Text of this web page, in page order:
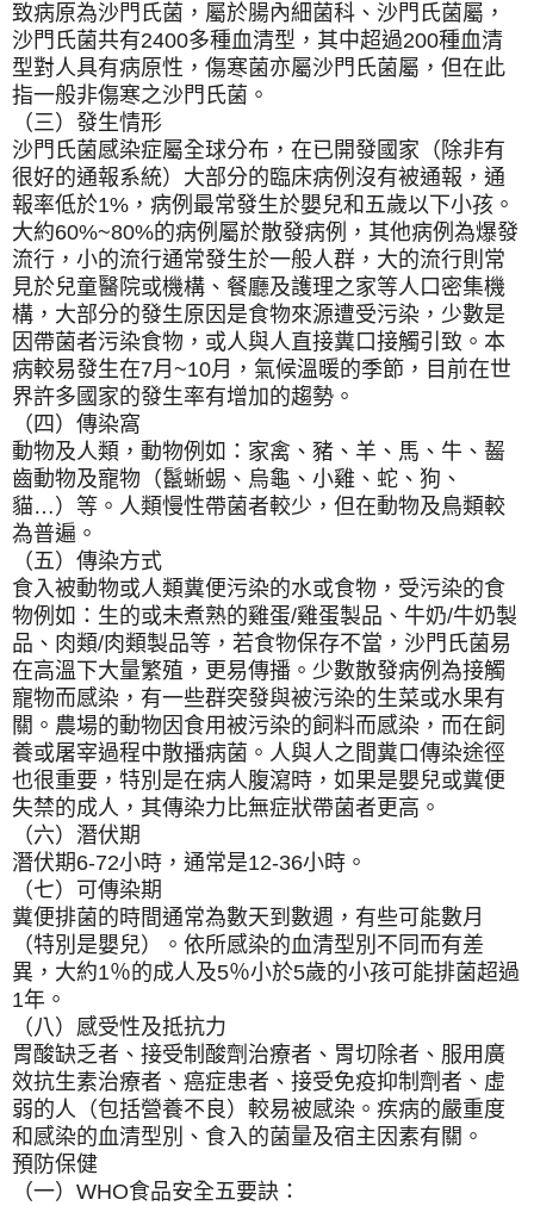
致病原為沙門氏菌，屬於腸內細菌科、沙門氏菌屬，
沙門氏菌共有2400多種血清型，其中超過200種血清
型對人具有病原性，傷寒菌亦屬沙門氏菌屬，但在此
指一般非傷寒之沙門氏菌。
（三）發生情形
沙門氏菌感染症屬全球分布，在已開發國家（除非有
很好的通報系統）大部分的臨床病例沒有被通報，通
報率低於1%，病例最常發生於嬰兒和五歲以下小孩。
大約60%~80%的病例屬於散發病例，其他病例為爆發
流行，小的流行通常發生於一般人群，大的流行則常
見於兒童醫院或機構、餐廳及護理之家等人口密集機
構，大部分的發生原因是食物來源遭受污染，少數是
因帶菌者污染食物，或人與人直接糞口接觸引致。本
病較易發生在7月~10月，氣候溫暖的季節，目前在世
界許多國家的發生率有增加的趨勢。
（四）傳染窩
動物及人類，動物例如：家禽、豬、羊、馬、牛、齧
齒動物及寵物（鬣蜥蜴、烏龜、小雞、蛇、狗、
貓…）等。人類慢性帶菌者較少，但在動物及鳥類較
為普遍。
（五）傳染方式
食入被動物或人類糞便污染的水或食物，受污染的食
物例如：生的或未煮熟的雞蛋/雞蛋製品、牛奶/牛奶製
品、肉類/肉類製品等，若食物保存不當，沙門氏菌易
在高溫下大量繁殖，更易傳播。少數散發病例為接觸
寵物而感染，有一些群突發與被污染的生菜或水果有
關。農場的動物因食用被污染的飼料而感染，而在飼
養或屠宰過程中散播病菌。人與人之間糞口傳染途徑
也很重要，特別是在病人腹瀉時，如果是嬰兒或糞便
失禁的成人，其傳染力比無症狀帶菌者更高。
（六）潛伏期
潛伏期6-72小時，通常是12-36小時。
（七）可傳染期
糞便排菌的時間通常為數天到數週，有些可能數月
（特別是嬰兒）。依所感染的血清型別不同而有差
異，大約1％的成人及5％小於5歲的小孩可能排菌超過
1年。
（八）感受性及抵抗力
胃酸缺乏者、接受制酸劑治療者、胃切除者、服用廣
效抗生素治療者、癌症患者、接受免疫抑制劑者、虛
弱的人（包括營養不良）較易被感染。疾病的嚴重度
和感染的血清型別、食入的菌量及宿主因素有關。
預防保健
（一）WHO食品安全五要訣：